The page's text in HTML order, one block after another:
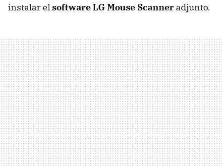
instalar el software LG Mouse Scanner adjunto.